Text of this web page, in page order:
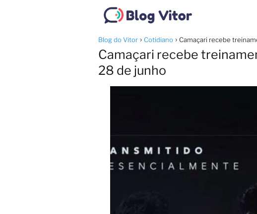
Blog do Vitor Cotidiano Camaçari recebe
Camaçari recebe
28 de junho